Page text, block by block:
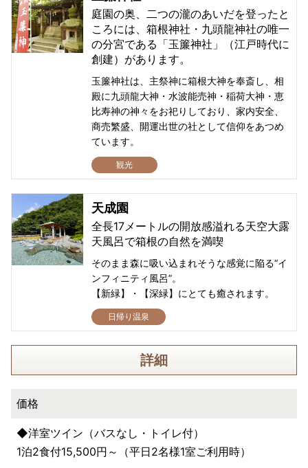
庭園の奥、二つの瀧のあいだを登ったと
ころには、箱根神社・九頭龍神社の唯一
の分宮である「玉簾神社」（江戸時代に
創建）があります。
玉簾神社は、主祭神に箱根大神を奉斎し、相
殿に九頭龍大神・水波能売神・稲荷大神・恵
比寿神の神々をお祀りしており、家内安全、
商売繁盛、開運出世の社として信仰をあつめ
ています。
観光
天成園
全長17メートルの開放感溢れる天空大露
天風呂で箱根の自然を満喫
そのまま森に吸い込まれそうな感覚に陥る“イ
ンフィニティ風呂”。
【新緑】・【深緑】にとても癒されます。
日帰り温泉
詳細
価格
◆洋室ツイン（バスなし・トイレ付）
1泊2食付15,500円～（平日2名様1室ご利用時）